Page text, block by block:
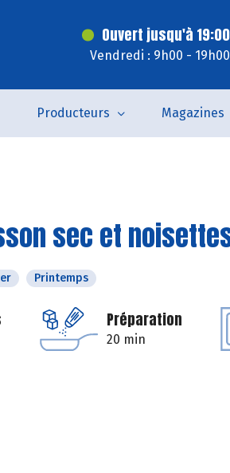
Ouvert jusqu'à 19:00
Vendredi : 9h00 - 19h00
Producteurs Magazines
sec et
Printemps
Préparation
20 min